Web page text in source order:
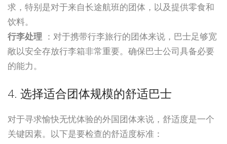
求，特别是对于来自长途航班的团体，以及提供零食和
饮料。
行李处理 ：对于携带行李旅行的团体来说，巴士足够宽
敞以安全存放行李箱非常重要。确保巴士公司具备必要
的能力。
4. 选择适合团体规模的舒适巴士
对于寻求愉快无忧体验的外国团体来说，舒适度是一个
关键因素。以下是要检查的舒适度标准：